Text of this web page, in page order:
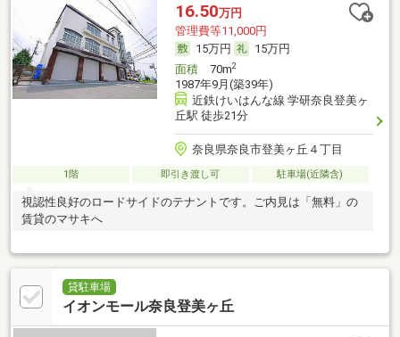
16.50万円
管理費等11,000円
15万円
15万円
面積70m2
1987年9月(築39年)
近鉄けいはんな線 学研奈良登美ヶ
丘駅 徒歩21分
奈良県奈良市登美ヶ丘４丁目
1階 即引き渡し可 駐車場(近隣含)
視認性良好のロードサイドのテナントです。ご内見は「無料」の
賃貸のマサキへ
貸駐車場
イオンモール奈良登美ヶ丘